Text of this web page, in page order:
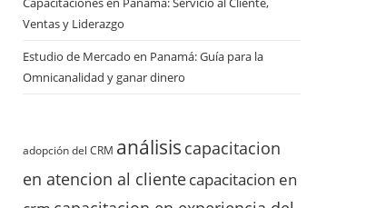
Ventas y Liderazgo
Estudio de Mercado en Panamá: Guía para la
Omnicanalidad y ganar dinero
adopción del CRM análisis capacitacion
en atencion al clientecapacitacion en